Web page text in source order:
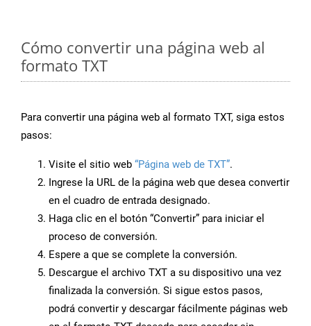
Cómo convertir una página web al
formato TXT
Para convertir una página web al formato TXT, siga estos
pasos:
Visite el sitio web “Página web de TXT”.
Ingrese la URL de la página web que desea convertir
en el cuadro de entrada designado.
Haga clic en el botón “Convertir” para iniciar el
proceso de conversión.
Espere a que se complete la conversión.
Descargue el archivo TXT a su dispositivo una vez
finalizada la conversión. Si sigue estos pasos,
podrá convertir y descargar fácilmente páginas web